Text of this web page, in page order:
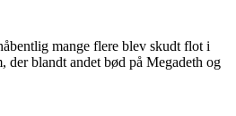
mange flere blev skudt flot i
der blandt andet bød på Megadeth og